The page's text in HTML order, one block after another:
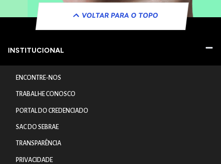
VOLTAR PARA O TOPO
INSTITUCIONAL
ENCONTRE-NOS
TRABALHE CONOSCO
PORTAL DO CREDENCIADO
SAC DO SEBRAE
TRANSPARÊNCIA
PRIVACIDADE